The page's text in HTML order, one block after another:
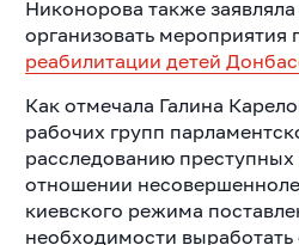
Никонорова также
организовать мероприятия
реабилитации детей
Как отмечала Галина
рабочих групп
расследованию преступных
отношении
киевского режима
необходимости